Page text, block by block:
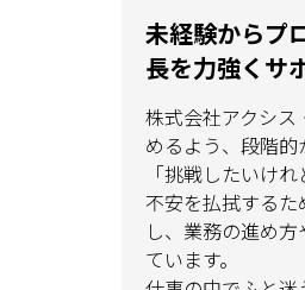
未経験からプ
長を力強くサ
株式会社アクシ
めるよう、段階
「挑戦したいけ
不安を払拭する
し、業務の進め
ています。